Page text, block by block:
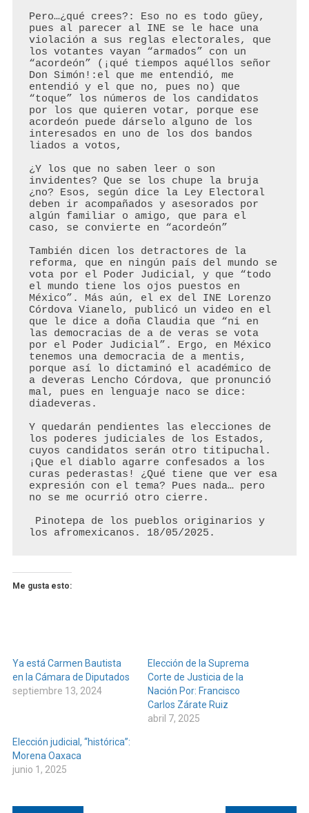
Pero…¿qué crees?: Eso no es todo güey,
pues al parecer al INE se le hace una
violación a sus reglas electorales, que
los votantes vayan “armados” con un
“acordeón” (¡qué tiempos aquéllos señor
Don Simón!:el que me entendió, me
entendió y el que no, pues no) que
“toque” los números de los candidatos
por los que quieren votar, porque ese
acordeón puede dárselo alguno de los
interesados en uno de los dos bandos
liados a votos,
¿Y los que no saben leer o son
invidentes? Que se los chupe la bruja
¿no? Esos, según dice la Ley Electoral
deben ir acompañados y asesorados por
algún familiar o amigo, que para el
caso, se convierte en “acordeón”
También dicen los detractores de la
reforma, que en ningún país del mundo se
vota por el Poder Judicial, y que “todo
el mundo tiene los ojos puestos en
México”. Más aún, el ex del INE Lorenzo
Córdova Vianelo, publicó un video en el
que le dice a doña Claudia que “ni en
las democracias de a de veras se vota
por el Poder Judicial”. Ergo, en México
tenemos una democracia de a mentis,
porque así lo dictaminó el académico de
a deveras Lencho Córdova, que pronunció
mal, pues en lenguaje naco se dice:
diadeveras.
Y quedarán pendientes las elecciones de
los poderes judiciales de los Estados,
cuyos candidatos serán otro titipuchal.
¡Que el diablo agarre confesados a los
curas pederastas! ¿Qué tiene que ver esa
expresión con el tema? Pues nada… pero
no se me ocurrió otro cierre.
los afromexicanos. 18/05/2025.
Me gusta esto:
Ya está Carmen Bautista
en la Cámara de Diputados
septiembre 13, 2024
Elección de la Suprema
Corte de Justicia de la
Nación Por: Francisco
Carlos Zárate Ruiz
abril 7, 2025
Elección judicial, “histórica”:
Morena Oaxaca
junio 1, 2025